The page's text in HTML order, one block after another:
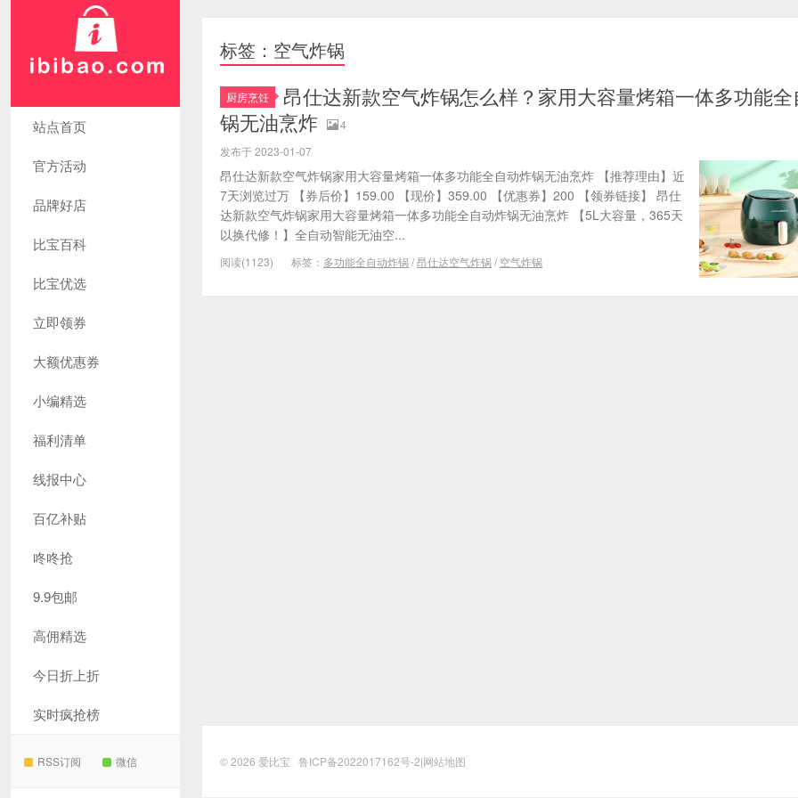
站点首页
官方活动
品牌好店
比宝百科
比宝优选
立即领券
大额优惠券
小编精选
福利清单
线报中心
百亿补贴
咚咚抢
9.9包邮
高佣精选
今日折上折
实时疯抢榜
RSS订阅 微信
标签：空气炸锅
厨房烹饪
昂仕达新款空气炸锅怎么样？家用大容量烤箱一体多功能
锅无油烹炸
4
发布于 2023-01-07
昂仕达新款空气炸锅家用大容量烤箱一体多功能全自动炸锅无油烹炸 【推荐理由】近
7天浏览过万 【券后价】159.00 【现价】359.00 【优惠券】200 【领券链接】 昂仕
达新款空气炸锅家用大容量烤箱一体多功能全自动炸锅无油烹炸 【5L大容量，365天
以换代修！】全自动智能无油空...
阅读(1123) 标签： 多功能全自动炸锅/昂仕达空气炸锅/ 空气炸锅
© 2026 爱比宝 鲁ICP备2022017162号-2|网站地图